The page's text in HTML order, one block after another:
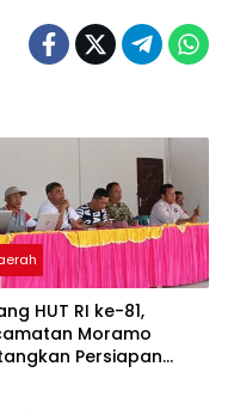
HUT RI ke-81,
Moramo
Persiapan